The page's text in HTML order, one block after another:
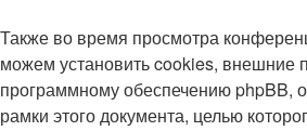
Также во время просмотра
можем установить cookies, внешние
программному обеспечению phpBB,
рамки этого документа, целью